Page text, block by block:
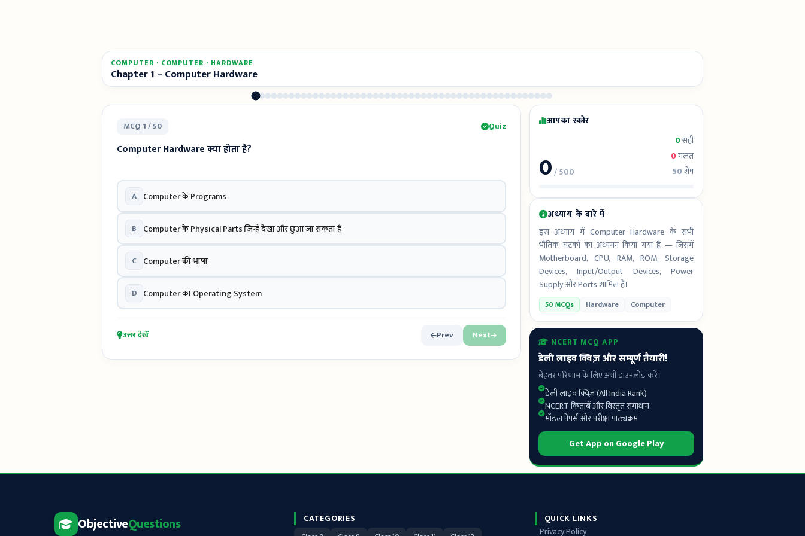
COMPUTER · COMPUTER · HARDWARE
Chapter 1 – Computer Hardware
MCQ 1 / 50 Quiz
Computer Hardware क्या होता है?
A Computer के Programs
B Computer के Physical Parts जिन्हें देखा और छुआ जा सकता है
C Computer की भाषा
D Computer का Operating System
उत्तर देखें Prev Next
आपका स्कोर
0/ 500
0सही
0गलत
50शेष
अध्याय के बारे में
इस अध्याय में Computer Hardware के सभी
भौतिक घटकों का अध्ययन किया गया है — जिसमें
Motherboard, CPU, RAM, ROM, Storage
Devices, Input/Output Devices, Power
Supply और Ports शामिल हैं।
50 MCQs Hardware Computer
NCERT MCQ APP
डेली लाइव क्विज़ और सम्पूर्ण तैयारी!
बेहतर परिणाम के लिए अभी डाउनलोड करें।
डेली लाइव क्विज़ (All India Rank)
NCERT किताबें और विस्तृत समाधान
मॉडल पेपर्स और परीक्षा पाठ्यक्रम
Get App on Google Play
ObjectiveQuestions CATEGORIES
QUICK LINKS
Privacy Policy